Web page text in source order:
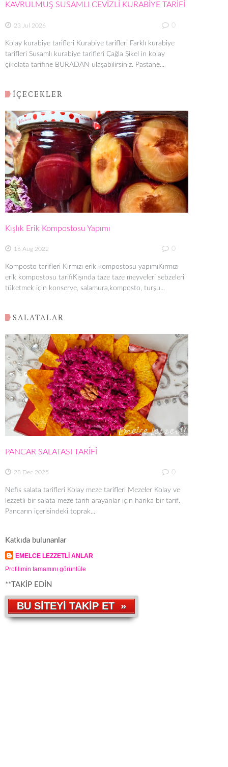
KAVRULMUŞ SUSAMLI CEVİZLİ KURABİYE TARİFİ
23 Jul 2026 0
Kolay kurabiye tarifleri Kurabiye tarifleri Farklı kurabiye
tarifleri Susamlı kurabiye tarifleri Çağla Şikel in kolay
çikolata tarifine BURADAN ulaşabilirsiniz. Pastane...
İÇECEKLER
Kışlık Erik Kompostosu Yapımı
16 Aug 2022 0
Komposto tarifleri Kırmızı erik kompostosu yapımıKırmızı
erik kompostosu tarifiKışında taze taze meyveleri sebzeleri
tüketmek için konserve, salamura,komposto, turşu...
SALATALAR
PANCAR SALATASI TARİFİ
28 Dec 2025 0
Nefis salata tarifleri Kolay meze tarifleri Mezeler Kolay ve
lezzetli bir salata meze tarifi arayanlar için harika bir tarif.
Pancarın içerisindeki toprak...
Katkıda bulunanlar
EMELCE LEZZETLİ ANLAR
Profilimin tamamını görüntüle
**TAKİP EDİN
BU SİTEYİ TAKİP ET »